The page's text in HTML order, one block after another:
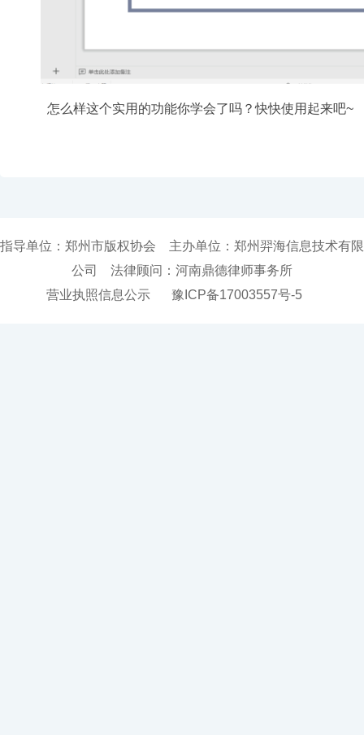
怎么样这个实用的功能你学会了吗？快快使用起来吧~
指导单位：郑州市版权协会 主办单位：郑州羿海信息技术有限
公司 法律顾问：河南鼎德律师事务所
营业执照信息公示
豫ICP备17003557号-5